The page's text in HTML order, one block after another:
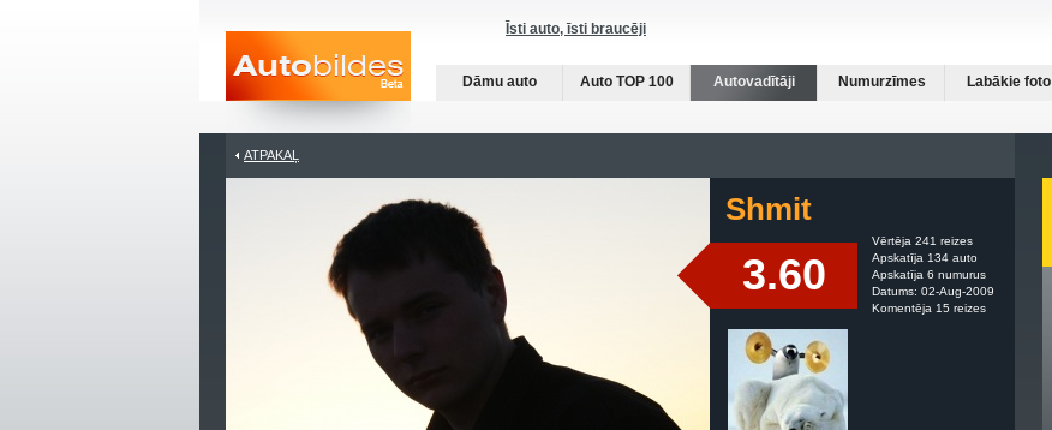
Īsti auto, īsti braucēji
Dāmu auto Auto TOP 100 Autovadītāji Numurzīmes Labākie foto
ATPAKAĻ
Shmit
3.60
Vērtēja 241 reizes
Apskatīja 134 auto
Apskatīja 6 numurus
Datums: 02-Aug-2009
Komentēja 15 reizes